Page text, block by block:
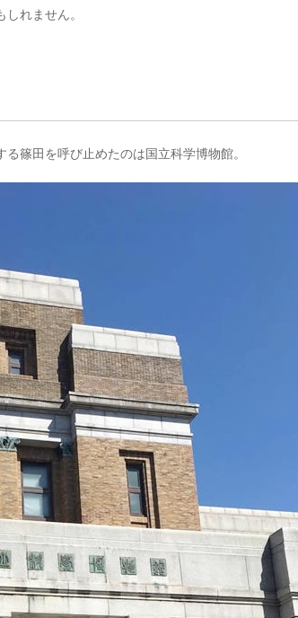
れません。
篠田を呼び止めたのは国立科学博物館。